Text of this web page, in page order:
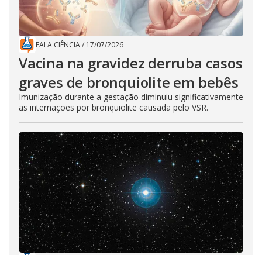
FALA CIÊNCIA/ 17/07/2026
Vacina na gravidez derruba casos
graves de bronquiolite em bebês
Imunização durante a gestação diminuiu significativamente
as internações por bronquiolite causada pelo VSR.